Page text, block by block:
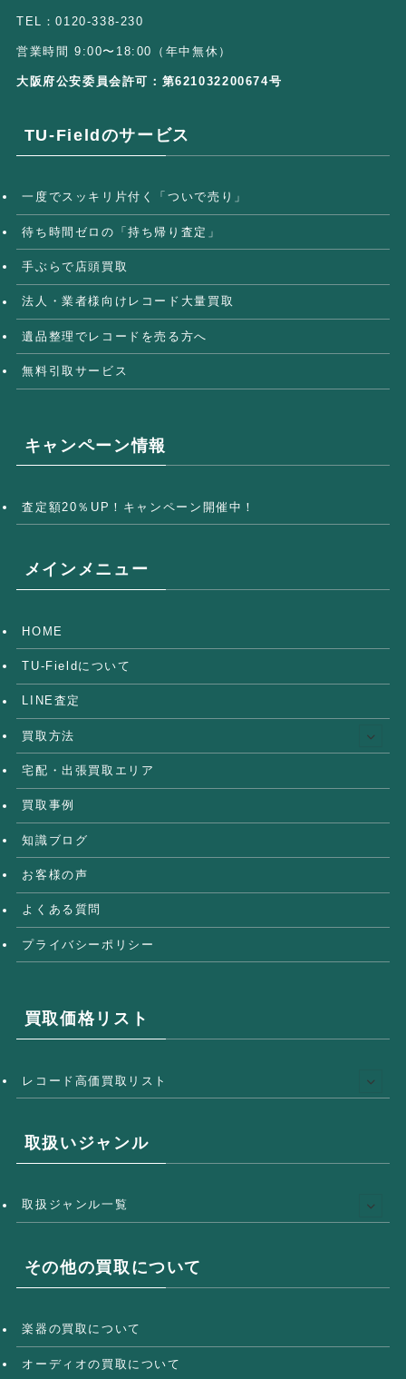
TEL：0120-338-230
営業時間 9:00〜18:00（年中無休）
大阪府公安委員会許可：第621032200674号
TU-Fieldのサービス
一度でスッキリ片付く「ついで売り」
待ち時間ゼロの「持ち帰り査定」
手ぶらで店頭買取
法人・業者様向けレコード大量買取
遺品整理でレコードを売る方へ
無料引取サービス
キャンペーン情報
査定額20％UP！キャンペーン開催中！
メインメニュー
HOME
TU-Fieldについて
LINE査定
買取方法
宅配・出張買取エリア
買取事例
知識ブログ
お客様の声
よくある質問
プライバシーポリシー
買取価格リスト
レコード高価買取リスト
取扱いジャンル
取扱ジャンル一覧
その他の買取について
楽器の買取について
オーディオの買取について